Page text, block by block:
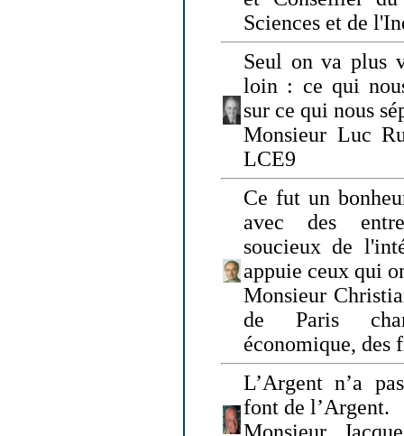
Sciences et de
Seul on va plus
loin : ce qui
sur ce qui nous
Monsieur Luc
LCE9
Ce fut un
avec des
soucieux de
appuie ceux qui
Monsieur
de Paris
économique, des
L’Argent n’a
font de l’Argent.